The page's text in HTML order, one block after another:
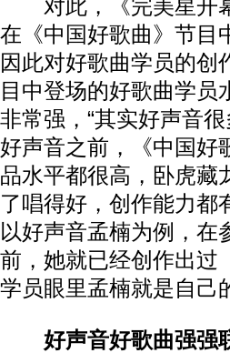
对此，《完美星开幕
在《中国好歌曲》节目
因此对好歌曲学员的创
目中登场的好歌曲学
非常强，“其实好声音
好声音之前，《中国好
品水平都很高，卧虎藏
了唱得好，创作能力都
以好声音孟楠为例，在
前，她就已经创作出过
学员眼里孟楠就是自己
好声音好歌曲强强